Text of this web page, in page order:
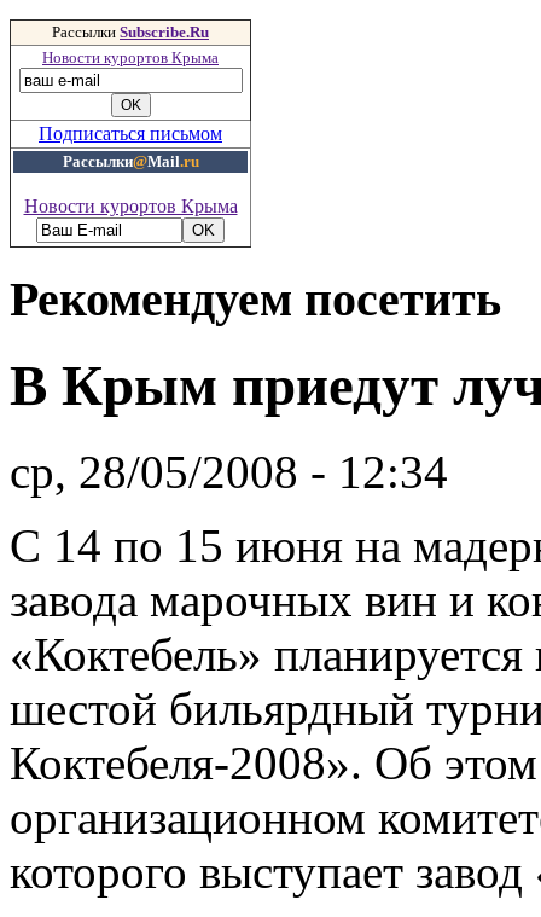
Рассылки Subscribe.Ru
Новости курортов Крыма
Подписаться письмом
Рассылки@Mail.ru
Новости курортов Крыма
Рекомендуем посетить
В Крым приедут
ср, 28/05/2008 - 12:34
С 14 по 15 июня на
завода марочных вин и
«Коктебель» планируется
шестой бильярдный
Коктебеля-2008». Об
организационном
которого выступает